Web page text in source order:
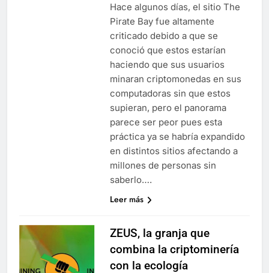
Hace algunos días, el sitio The
Pirate Bay fue altamente
criticado debido a que se
conoció que estos estarían
haciendo que sus usuarios
minaran criptomonedas en sus
computadoras sin que estos
supieran, pero el panorama
parece ser peor pues esta
práctica ya se habría expandido
en distintos sitios afectando a
millones de personas sin
saberlo….
Leer más
ZEUS, la granja que
combina la criptominería
con la ecología